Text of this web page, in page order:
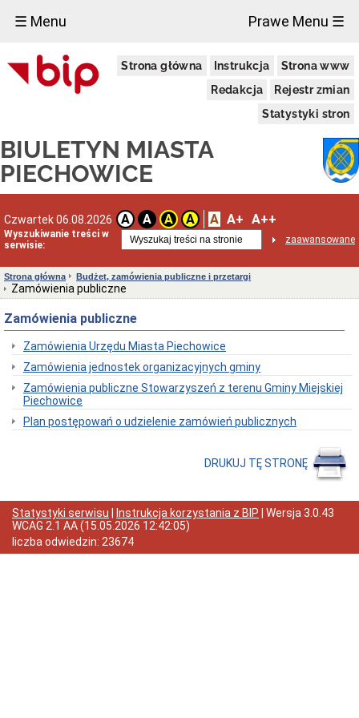
☰ Menu Prawe Menu ☰
Strona główna Instrukcja
Strona www
Redakcja
Rejestr zmian
Statystyki stron
BIULETYN MIASTA
PIECHOWICE
Czwartek 06.08.2026 A A A A A A+ A++
Wyszukiwanie treści w
serwisie:
zaawansowane
Miasto
Raporty
Miasta
Strategie
i
Taryfy
za
i
ścieki
Informacje
o
środowisku
Ochrona
środowiska
Odpady
komunalne
Organizacje
pozarządowe
Nieodpłatna
pomoc
prawna
Wykaz
Strona główna Budżet, zamówienia publiczne i przetargi
Zamówienia publiczne
Zamówienia publiczne
Zamówienia Urzędu Miasta Piechowice
Zamówienia jednostek organizacyjnych gminy
Zamówienia publiczne Stowarzyszeń z terenu Gminy Miejskiej
Piechowice
Plan postępowań o udzielenie zamówień publicznych
DRUKUJ TĘ STRONĘ
×
Statystyki serwisu Instrukcja korzystania z BIP | Wersja 3.0.43
WCAG 2.1 AA(15.05.2026 12:42:05)
liczba odwiedzin: 23674